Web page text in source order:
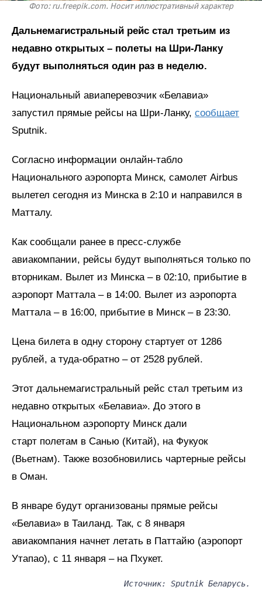
Фото: ru.freepik.com. Носит иллюстративный характер
Дальнемагистральный рейс стал третьим из
недавно открытых – полеты на Шри-Ланку
будут выполняться один раз в неделю.
Национальный авиаперевозчик «Белавиа»
запустил прямые рейсы на Шри-Ланку, сообщает
Sputnik.
Согласно информации онлайн-табло
Национального аэропорта Минск, самолет Airbus
вылетел сегодня из Минска в 2:10 и направился в
Матталу.
Как сообщали ранее в пресс-службе
авиакомпании, рейсы будут выполняться только по
вторникам. Вылет из Минска – в 02:10, прибытие в
аэропорт Маттала – в 14:00. Вылет из аэропорта
Маттала – в 16:00, прибытие в Минск – в 23:30.
Цена билета в одну сторону стартует от 1286
рублей, а туда-обратно – от 2528 рублей.
Этот дальнемагистральный рейс стал третьим из
недавно открытых «Белавиа». До этого в
Национальном аэропорту Минск дали
старт полетам в Санью (Китай), на Фукуок
(Вьетнам). Также возобновились чартерные рейсы
в Оман.
В январе будут организованы прямые рейсы
«Белавиа» в Таиланд. Так, с 8 января
авиакомпания начнет летать в Паттайю (аэропорт
Утапао), с 11 января – на Пхукет.
Источник: Sputnik Беларусь.